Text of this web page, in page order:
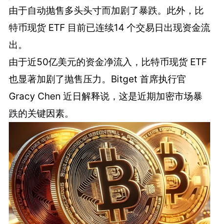
由于自动抛售多头头寸而加剧了暴跌。此外，比
特币现货 ETF 目前已连续14 个交易日出现资金流
出。
由于近50亿美元的资金净流入，比特币现货 ETF
也显著加剧了抛售压力。Bitget 首席执行官
Gracy Chen 近日解释说，这是近期加密市场暴
跌的关键因素。